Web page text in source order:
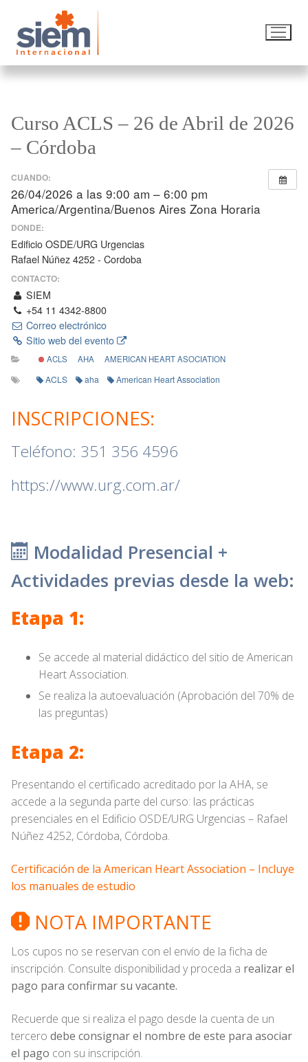
Curso ACLS – 26 de Abril de 2026
– Córdoba
CUANDO:
26/04/2026 a las 9:00 am – 6:00 pm
America/Argentina/Buenos Aires Zona Horaria
DONDE:
Edificio OSDE/URG Urgencias
Rafael Núñez 4252 - Cordoba
CONTACTO:
SIEM
+54 11 4342-8800
Correo electrónico
Sitio web del evento
ACLS AHA AMERICAN HEART ASOCIATION
ACLS aha American Heart Association
INSCRIPCIONES:
Teléfono: 351 356 4596
https://www.urg.com.ar/
Modalidad Presencial +
Actividades previas desde la web:
Etapa 1:
Se accede al material didáctico del sitio de American
Heart Association.
Se realiza la autoevaluación (Aprobación del 70% de
las preguntas)
Etapa 2:
Presentando el certificado acreditado por la AHA, se
accede a la segunda parte del curso: las prácticas
presenciales en el Edificio OSDE/URG Urgencias – Rafael
Núñez 4252, Córdoba, Córdoba.
Certificación de la American Heart Association – Incluye
los manuales de estudio
NOTA IMPORTANTE
Los cupos no se reservan con el envío de la ficha de
inscripción. Consulte disponibilidad y proceda a realizar el
pago para confirmar su vacante.
Recuerde que si realiza el pago desde la cuenta de un
tercero debe consignar el nombre de este para asociar
el pago con su inscripción.